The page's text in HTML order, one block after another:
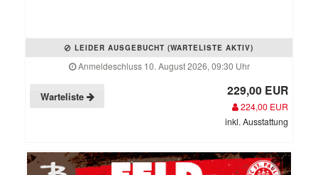
LEIDER AUSGEBUCHT (WARTELISTE AKTIV)
Anmeldeschluss 10. August 2026, 09:30 Uhr
Warteliste 229,00 EUR
224,00 EUR
inkl. Ausstattung